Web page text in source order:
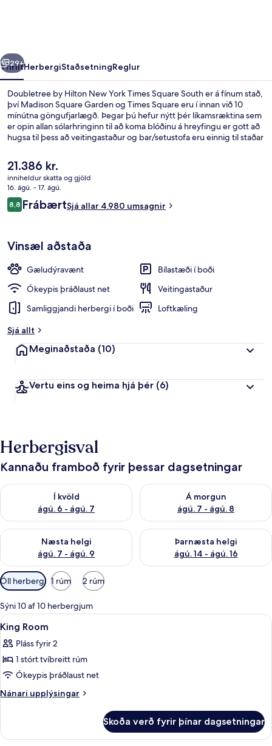
Square
South
Næsta
29+
YfirlitHerbergiStaðsetningReglur
Doubletree by Hilton New York Times Square South er á fínum stað,
því Madison Square Garden og Times Square eru í innan við 10
mínútna göngufjarlægð. Þegar þú hefur nýtt þér líkamsræktina sem
er opin allan sólarhringinn til að koma blóðinu á hreyfingu er gott að
hugsa til þess að veitingastaður og bar/setustofa eru einnig til staðar
(verslun) í einungis 10 mínútna göngufjarlægð. Aðrir ferðamenn eru
ánægðir með miðlæga staðsetningu sem hentar fyrir
skoðunarferðirnar sem bjóðast í nágrenninu og líka hve stutt er í
almenningssamgöngur: 34 St. - Penn lestarstöðin er í örfárra skrefa
fjarlægð og 42 St. - Port Authority strætisvagnastöðin er í 4 mínútna
göngufjarlægð.
Núverandi
verð
er
21.386 kr.
21.386 kr.
inniheldur skatta og gjöld
16. ágú. - 17. ágú.
Umsagnir
8,88,8 af 10
FrábærtSjá allar 4.980 umsagnir
Vinsæl aðstaða
Gæludýravænt
Bílastæði í boði
Ókeypis þráðlaust net
Veitingastaður
Samliggjandi herbergi í boði
Loftkæling
Sjá allt
Meginaðstaða (10)
Vertu eins og heima hjá þér (6)
Herbergisval
Kannaðu framboð fyrir þessar dagsetningar
Í kvöld
ágú. 6 - ágú. 7
Athuga framboð í kvöld ágú. 6 - ágú. 7
Á morgun
ágú. 7 - ágú. 8
Athuga framboð á morgun
Næsta helgi
ágú. 7 - ágú. 9
Athuga framboð næstu helgi ágú. 7 - ágú. 9
Þarnæsta helgi
ágú. 14 - ágú. 16
Athuga framboð þarnæstu
Síur
í
boði
fyrir
herbergi
Öll herbergi 1 rúm 2 rúm
Sýni 10 af 10 herbergjum
Skoða
allar
myndir
fyrir
King
Room
Öryggishólf í herbergi, skrifborð,
3
King Room
Pláss fyrir 2
1 stórt tvíbreitt rúm
Ókeypis þráðlaust net
Nánari upplýsingar
Nánari
Room
Skoða verð fyrir þínar dagsetningar